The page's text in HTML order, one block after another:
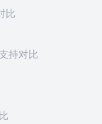
比
持对比